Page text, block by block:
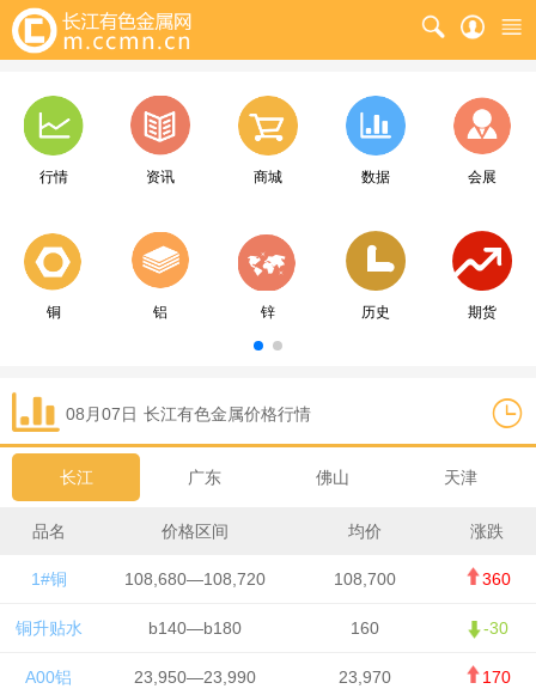
行情 资讯 商城 数据 会展
铜 铝 锌 历史 期货
08月07日 长江有色金属价格行情
长江 广东 佛山 天津
品名 价格区间 均价 涨跌
1#铜 108,680—108,720 108,700 360
铜升贴水 b140—b180 160 -30
A00铝 23,950—23,990 23,970 170